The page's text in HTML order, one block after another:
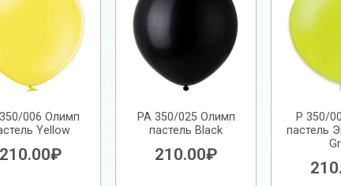
006 Олимп
Yellow
210.00₽
РА 350/025 Олимп
пастель Black
210.00₽
Р 350/
пастель